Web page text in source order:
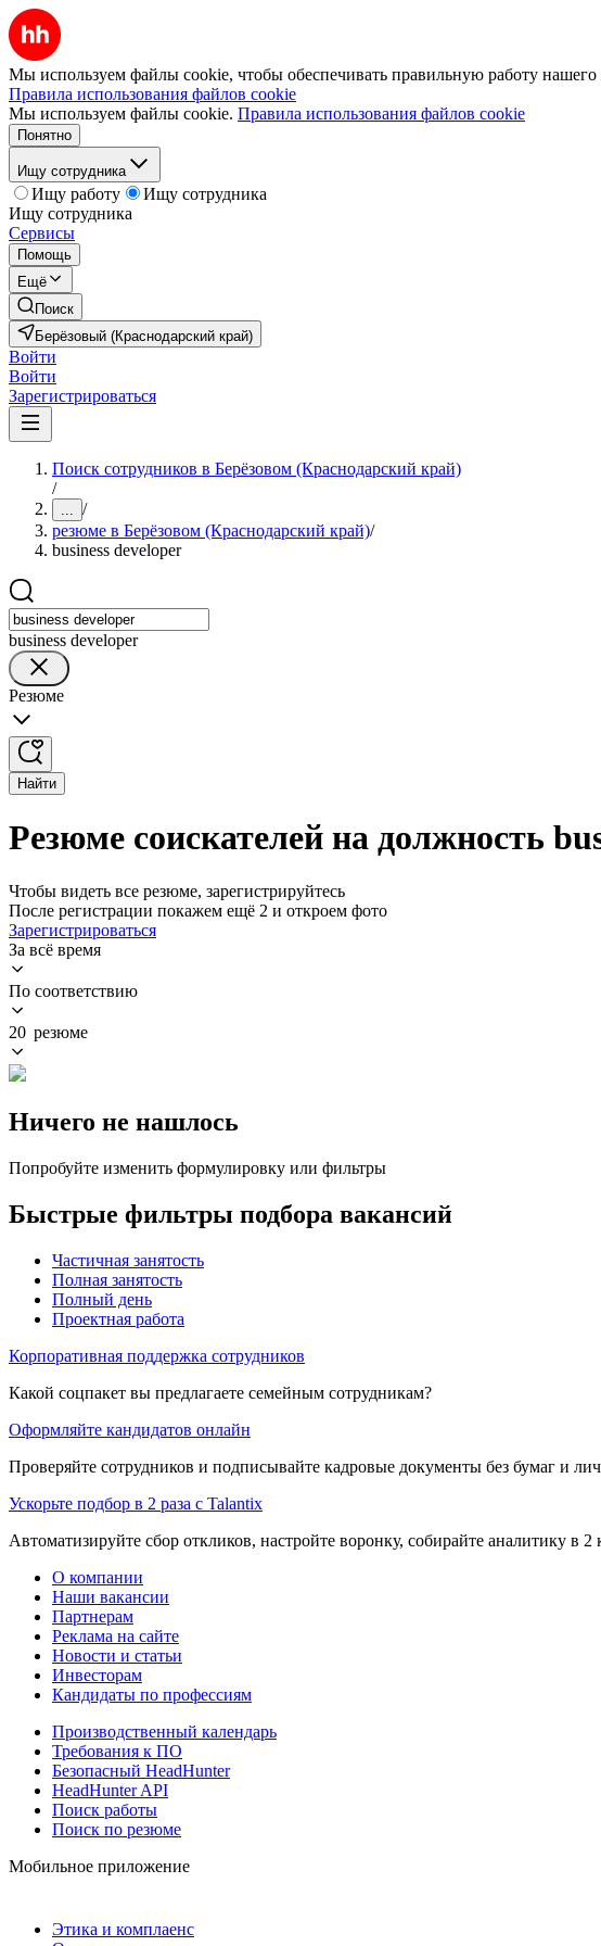
Мы используем файлы cookie, чтобы обеспечивать правильную работу нашего
Правила использования файлов cookie
Мы используем файлы cookie. Правила использования файлов cookie
Понятно
Ищу сотрудника
Ищу работу
Ищу сотрудника
Ищу сотрудника
Сервисы
Помощь
Ещё
Поиск
Берёзовый (Краснодарский край)
Войти
Войти
Зарегистрироваться
Поиск сотрудников в Берёзовом (Краснодарский край)
/
... /
резюме в Берёзовом (Краснодарский край)/
business developer
business developer
Резюме
Найти
Резюме соискателей на должность
Чтобы видеть все резюме, зарегистрируйтесь
После регистрации покажем ещё 2 и откроем фото
Зарегистрироваться
За всё время
По соответствию
20 резюме
Ничего не нашлось
Попробуйте изменить формулировку или фильтры
Быстрые фильтры подбора вакансий
Частичная занятость
Полная занятость
Полный день
Проектная работа
Корпоративная поддержка сотрудников
Какой соцпакет вы предлагаете семейным сотрудникам?
Оформляйте кандидатов онлайн
Проверяйте сотрудников и подписывайте кадровые документы без бумаг и
Ускорьте подбор в 2 раза с Talantix
Автоматизируйте сбор откликов, настройте воронку, собирайте аналитику в 2
О компании
Наши вакансии
Партнерам
Реклама на сайте
Новости и статьи
Инвесторам
Кандидаты по профессиям
Производственный календарь
Требования к ПО
Безопасный HeadHunter
HeadHunter API
Поиск работы
Поиск по резюме
Мобильное приложение
Этика и комплаенс